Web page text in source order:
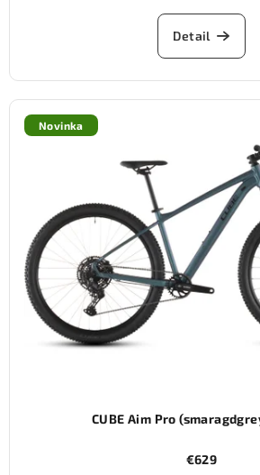
Detail
Novinka
CUBE Aim Pro
€629